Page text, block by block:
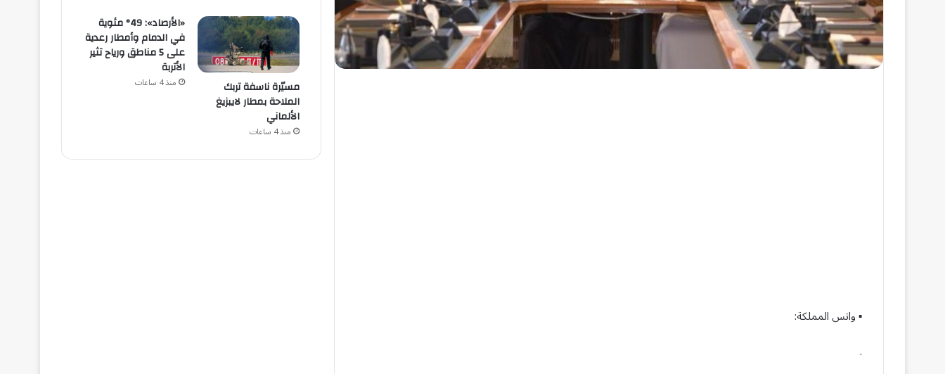
▪︎ واتس المملكة:
.
مسيّرة ناسفة تربك
الملاحة بمطار لايبزيغ
الألماني
منذ 4 ساعات
«الأرصاد»: 49° مئوية
في الدمام وأمطار رعدية
على 5 مناطق ورياح تثير
الأتربة
منذ 4 ساعات